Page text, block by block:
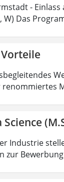
-
W) Das
renommiertes
Science
Industrie
zur